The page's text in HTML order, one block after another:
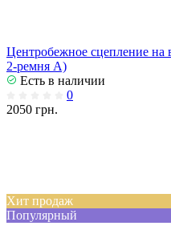
Центробежное сцепление
2-ремня А)
Есть в наличии
0
2050 грн.
Хит продаж
Популярный